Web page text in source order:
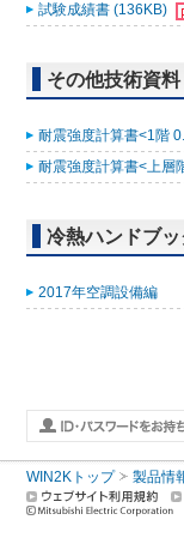
試験成績書 (136KB)
その他技術資料
耐震強度計算書<1階
耐震強度計算書<上層
冷熱ハンドブッ
2017年空調設備編
WIN2Kトップ 製品情